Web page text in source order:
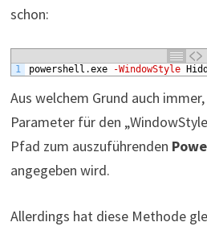
schon:
1
powershell .exe -WindowStyle
Aus welchem Grund auch
Parameter für den
Pfad zum auszuführenden
angegeben wird.
Allerdings hat diese Methode